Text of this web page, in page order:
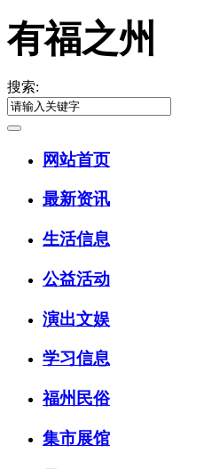
有福之州
搜索:
网站首页
最新资讯
生活信息
公益活动
演出文娱
学习信息
福州民俗
集市展馆